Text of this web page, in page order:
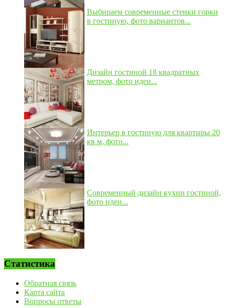
Выбираем современные стенки горки
в гостиную, фото вариантов...
Дизайн гостиной 18 квадратных
метром, фото идеи...
Интерьер в гостиную для квартиры 20
кв м, фото...
Современный дизайн кухни гостиной,
фото идеи...
Статистика
Обратная связь
Карта сайта
Вопросы ответы